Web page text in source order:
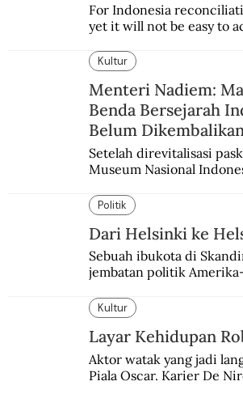
For Indonesia
yet it will not be easy to
Kultur
Menteri Nadiem:
Benda Bersejarah
Belum
Setelah direvitalisasi
Museum Nasional
Pameran Repatriasi 2024.
Politik
Dari Helsinki ke
Sebuah ibukota di
jembatan politik
Kultur
Layar Kehidupan
Aktor watak yang jadi
Piala Oscar. Karier De